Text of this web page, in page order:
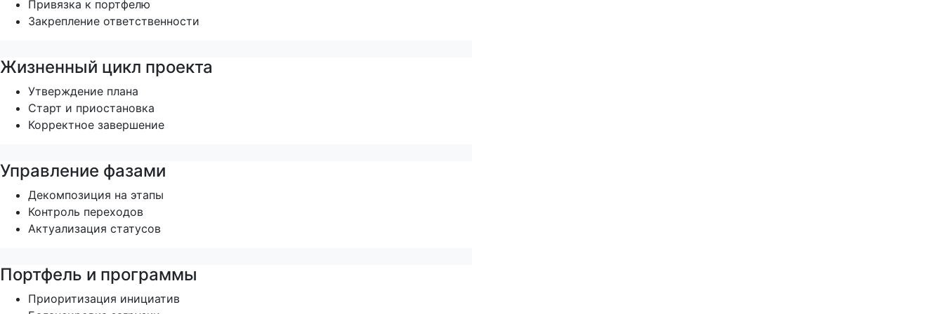
Привязка к портфелю
Закрепление ответственности
Жизненный цикл проекта
Утверждение плана
Старт и приостановка
Корректное завершение
Управление фазами
Декомпозиция на этапы
Контроль переходов
Актуализация статусов
Портфель и программы
Приоритизация инициатив